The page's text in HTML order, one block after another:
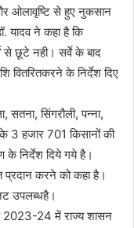
ओलावृष्टि से हुए नुकसान
यादव ने कहा है कि
से छूटे नही। सर्वे के बाद
वितरितकरने के निर्देश दिए
सतना, सिंगरौली, पन्ना,
3 हजार 701 किसानों की
के निर्देश दिये गये है।
प्रदान करने को कहा है।
उपलब्धहै।
2023-24 में राज्य शासन